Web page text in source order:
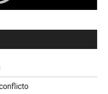
01:04
Corporación